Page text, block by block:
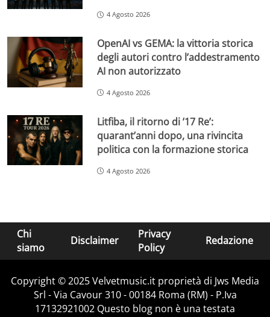
4 Agosto 2026
OpenAI vs GEMA: la vittoria storica
degli autori contro l’addestramento
AI non autorizzato
4 Agosto 2026
Litfiba, il ritorno di ’17 Re’:
quarant’anni dopo, una rivincita
politica con la formazione storica
4 Agosto 2026
Chi
siamo
Disclaimer
Privacy
Policy
Redazione
Copyright © 2025 Velvetmusic.it proprietà di Jws Media
Srl - Via Cavour 310 - 00184 Roma (RM) - P.Iva
17132921002 Questo blog non è una testata